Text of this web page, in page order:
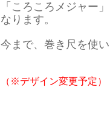
「ころころメジャー
なります。
今まで、巻き尺を使
（※デザイン変更予定）